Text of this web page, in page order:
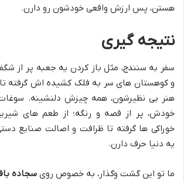
هستن، پس ارزش واقعی خودشون رو دارن.
نتیجه گیری
سفر به سنندج، مثل باز کردن یه جعبه پر از
و کوهستان های سر به فلک کشیده اش گرفته تا
هنر بی نظیرشون، همه چیزش دلنشینه.
خودش، پر از قصه و رنگه؛ از طعم های
خوراکی ها گرفته تا ظرافت و اصالت صنایع
یه دنیا حرف دارن.
ما تو این گشت وگذار، به خصوص روی سجاده